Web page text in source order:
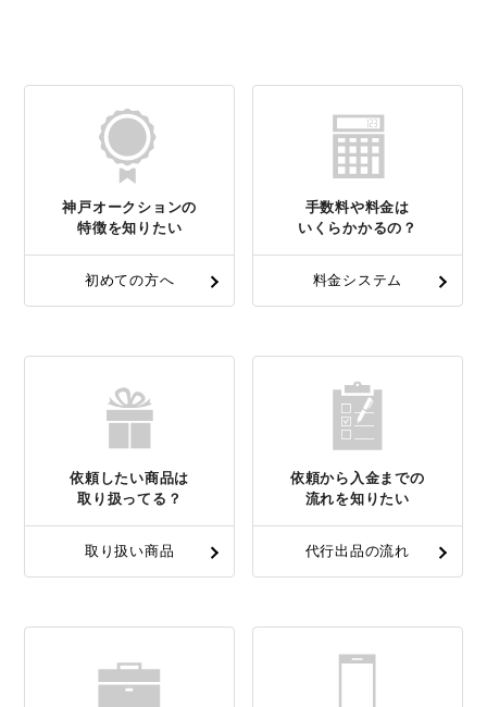
神戸オークションの
特徴を知りたい
初めての方へ
手数料や料金は
いくらかかるの？
料金システム
依頼したい商品は
取り扱ってる？
取り扱い商品
依頼から入金までの
流れを知りたい
代行出品の流れ